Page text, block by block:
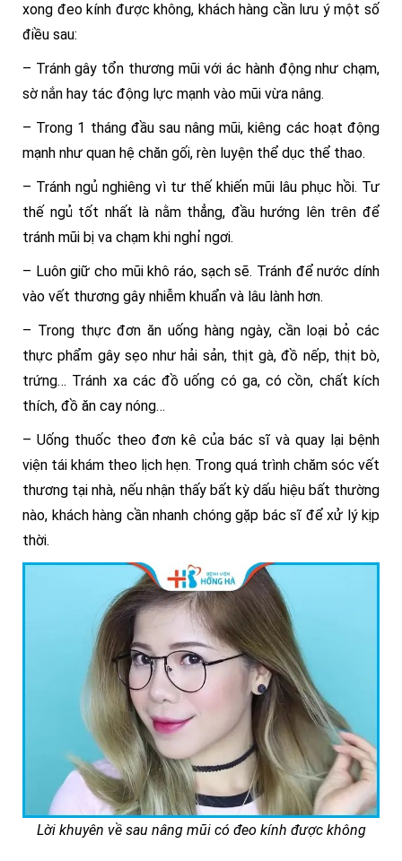
xong đeo kính được không, khách hàng cần lưu ý một số
điều sau:
– Tránh gây tổn thương mũi với ác hành động như chạm,
sờ nắn hay tác động lực mạnh vào mũi vừa nâng.
– Trong 1 tháng đầu sau nâng mũi, kiêng các hoạt động
mạnh như quan hệ chăn gối, rèn luyện thể dục thể thao.
– Tránh ngủ nghiêng vì tư thế khiến mũi lâu phục hồi. Tư
thế ngủ tốt nhất là nằm thẳng, đầu hướng lên trên để
tránh mũi bị va chạm khi nghỉ ngơi.
– Luôn giữ cho mũi khô ráo, sạch sẽ. Tránh để nước dính
vào vết thương gây nhiễm khuẩn và lâu lành hơn.
– Trong thực đơn ăn uống hàng ngày, cần loại bỏ các
thực phẩm gây sẹo như hải sản, thịt gà, đồ nếp, thịt bò,
trứng… Tránh xa các đồ uống có ga, có cồn, chất kích
thích, đồ ăn cay nóng…
– Uống thuốc theo đơn kê của bác sĩ và quay lại bệnh
viện tái khám theo lịch hẹn. Trong quá trình chăm sóc vết
thương tại nhà, nếu nhận thấy bất kỳ dấu hiệu bất thường
nào, khách hàng cần nhanh chóng gặp bác sĩ để xử lý kịp
thời.
Lời khuyên về sau nâng mũi có đeo kính được không